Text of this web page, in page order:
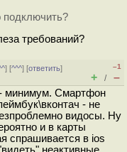
требований?
] [^^^] [ответить]
–1
+ / –
минимум. Смартфон
- не
видосы. Ну
и в карты
спрашивается в ios